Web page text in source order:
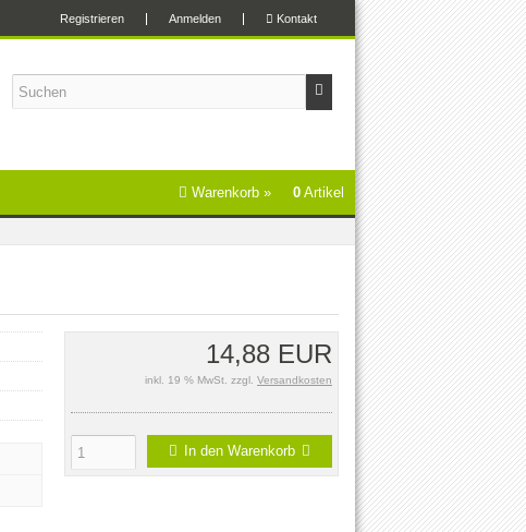
Registrieren Anmelden Kontakt
Warenkorb » 0 Artikel
14,88 EUR
inkl. 19 % MwSt. zzgl. Versandkosten
In den Warenkorb